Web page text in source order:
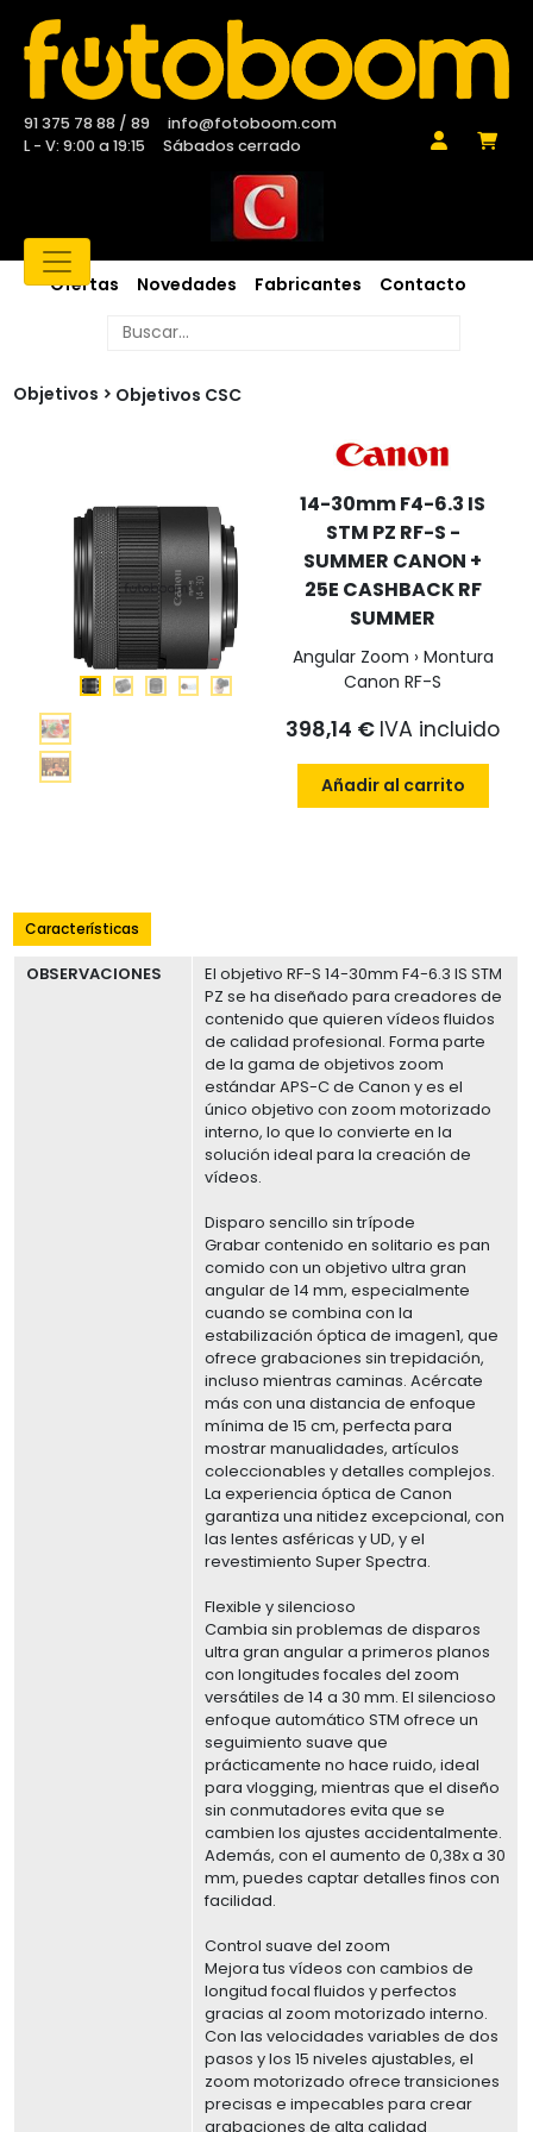
91 375 78 88 / 89
info@fotoboom.com
L - V: 9:00 a 19:15
Sábados cerrado
Ofertas Novedades Fabricantes Contacto
Objetivos Objetivos CSC
14-30mm F4-6.3 IS
STM PZ RF-S -
SUMMER CANON +
25E CASHBACK RF
SUMMER
Angular Zoom › Montura
Canon RF-S
398,14 € IVA incluido
Añadir al carrito
Características
OBSERVACIONES
El objetivo RF-S 14-30mm F4-6.3 IS STM
PZ se ha diseñado para creadores de
contenido que quieren vídeos fluidos
de calidad profesional. Forma parte
de la gama de objetivos zoom
estándar APS-C de Canon y es el
único objetivo con zoom motorizado
interno, lo que lo convierte en la
solución ideal para la creación de
vídeos.
Disparo sencillo sin trípode
Grabar contenido en solitario es pan
comido con un objetivo ultra gran
angular de 14 mm, especialmente
cuando se combina con la
estabilización óptica de imagen1, que
ofrece grabaciones sin trepidación,
incluso mientras caminas. Acércate
más con una distancia de enfoque
mínima de 15 cm, perfecta para
mostrar manualidades, artículos
coleccionables y detalles complejos.
La experiencia óptica de Canon
garantiza una nitidez excepcional, con
las lentes asféricas y UD, y el
revestimiento Super Spectra.
Flexible y silencioso
Cambia sin problemas de disparos
ultra gran angular a primeros planos
con longitudes focales del zoom
versátiles de 14 a 30 mm. El silencioso
enfoque automático STM ofrece un
seguimiento suave que
prácticamente no hace ruido, ideal
para vlogging, mientras que el diseño
sin conmutadores evita que se
cambien los ajustes accidentalmente.
Además, con el aumento de 0,38x a 30
mm, puedes captar detalles finos con
facilidad.
Control suave del zoom
Mejora tus vídeos con cambios de
longitud focal fluidos y perfectos
gracias al zoom motorizado interno.
Con las velocidades variables de dos
pasos y los 15 niveles ajustables, el
zoom motorizado ofrece transiciones
precisas e impecables para crear
grabaciones de alta calidad